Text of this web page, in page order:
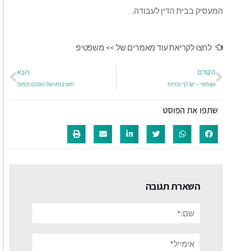
המעסיק בבית הדין לעבודה.
לחצו לקריאת עוד מאמרים של >> משפטיפ
הקודם
עצמאי – יש לך זכויות
הבא
חשיבותו של הסכם ממון?
שתפו את הפוסט
השארת תגובה